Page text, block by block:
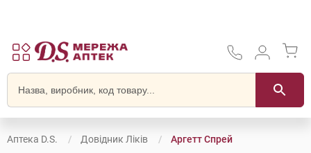
Аптека D.S. Довідник Ліків Аргетт Спрей